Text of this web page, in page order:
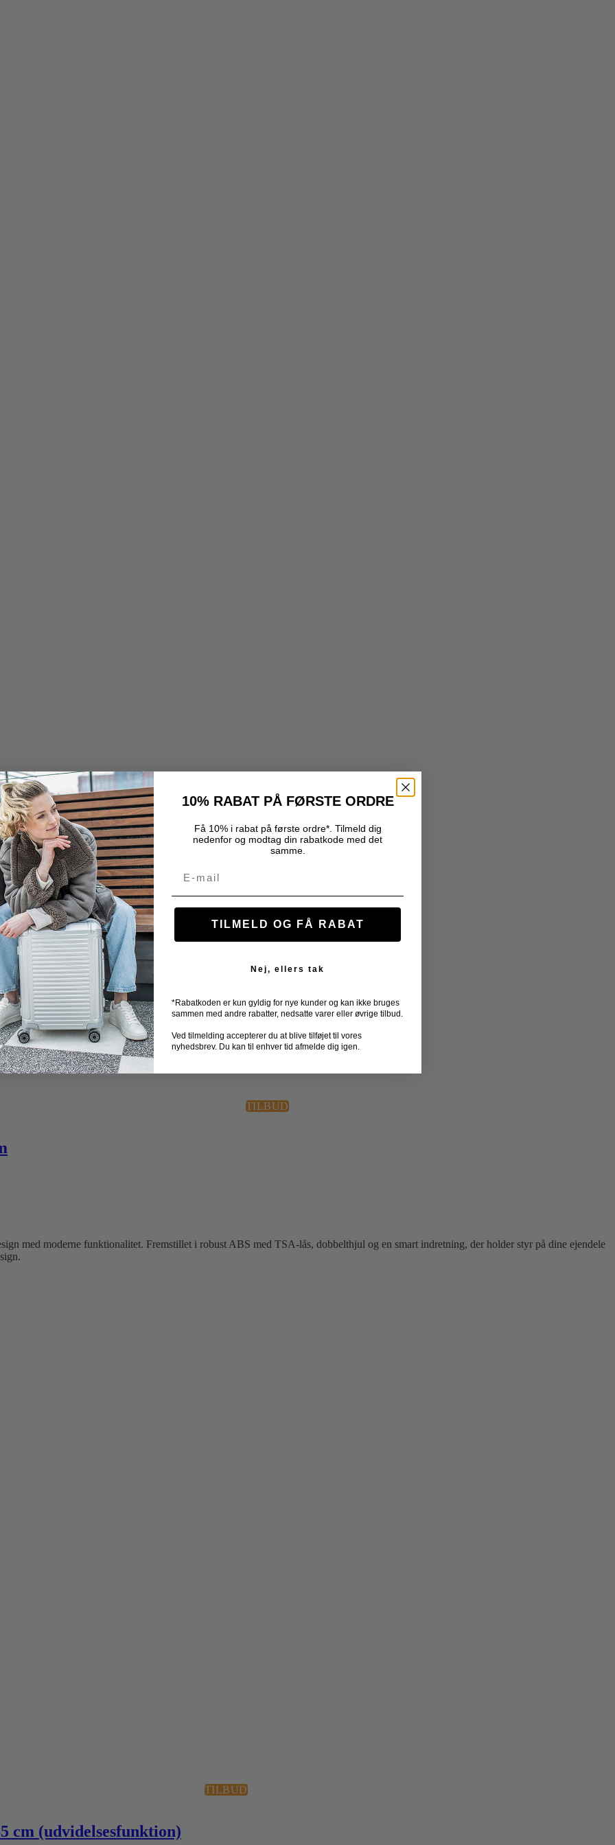
TILBUD
med moderne funktionalitet. Fremstillet i robust ABS med TSA-lås, dobbelthjul og en smart indretning, der holder styr på dine ejendele
TILBUD
cm (udvidelsesfunktion)
10% RABAT PÅ FØRSTE ORDRE
Få 10% i rabat på første ordre*. Tilmeld dig
nedenfor og modtag din rabatkode med det
samme.
Email
TILMELD OG FÅ RABAT
Nej, ellers tak
*Rabatkoden er kun gyldig for nye kunder og kan ikke bruges
sammen med andre rabatter, nedsatte varer eller øvrige tilbud.
Ved tilmelding accepterer du at blive tilføjet til vores
nyhedsbrev. Du kan til enhver tid afmelde dig igen.